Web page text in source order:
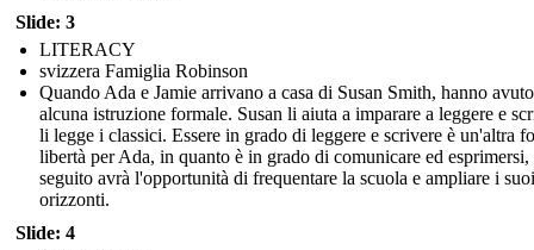
Slide: 3
LITERACY
svizzera Famiglia Robinson
Quando Ada e Jamie arrivano a casa di Susan Smith, hanno avuto
alcuna istruzione formale. Susan li aiuta a imparare a leggere e
li legge i classici. Essere in grado di leggere e scrivere è un'altra
libertà per Ada, in quanto è in grado di comunicare ed esprimersi,
seguito avrà l'opportunità di frequentare la scuola e ampliare i suoi
orizzonti.
Slide: 4